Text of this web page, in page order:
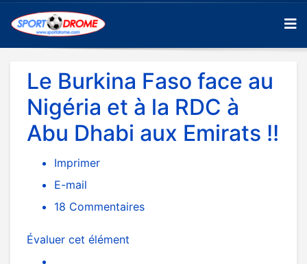
Le Burkina Faso face au
Nigéria et à la RDC à
Abu Dhabi aux Emirats !!
Imprimer
E-mail
18 Commentaires
Évaluer cet élément